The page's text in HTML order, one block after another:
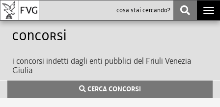
Concorsi
i concorsi indetti dagli enti pubblici del Friuli Venezia
Giulia
CERCA CONCORSI